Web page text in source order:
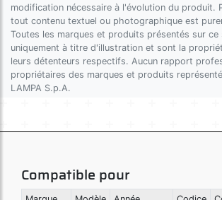
modification nécessaire à l'évolution du produit.
tout contenu textuel ou photographique est
Toutes les marques et produits présentés sur
uniquement à titre d'illustration et sont la
leurs détenteurs respectifs. Aucun rapport
propriétaires des marques et produits
LAMPA S.p.A.
Compatible pour